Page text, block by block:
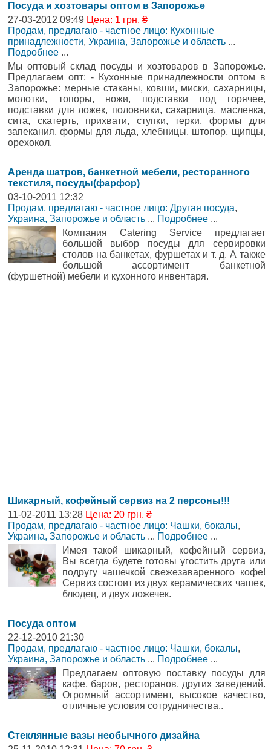
Посуда и хозтовары оптом в Запорожье
27-03-2012 09:49 Цена: 1 грн. ₴
Продам, предлагаю - частное лицо: Кухонные
принадлежности, Украина, Запорожье и область ...
Подробнее ...
Мы оптовый склад посуды и хозтоваров в Запорожье.
Предлагаем опт: - Кухонные принадлежности оптом в
Запорожье: мерные стаканы, ковши, миски, сахарницы,
молотки, топоры, ножи, подставки под горячее,
подставки для ложек, половники, сахарница, масленка,
сита, скатерть, прихвати, ступки, терки, формы для
запекания, формы для льда, хлебницы, штопор, щипцы,
орехокол.
Аренда шатров, банкетной мебели, ресторанного
текстиля, посуды(фарфор)
03-10-2011 12:32
Продам, предлагаю - частное лицо: Другая посуда,
Украина, Запорожье и область ... Подробнее ...
Компания Catering Service предлагает
большой выбор посуды для сервировки
столов на банкетах, фуршетах и т. д. А также
большой ассортимент банкетной
(фуршетной) мебели и кухонного инвентаря.
Шикарный, кофейный сервиз на 2 персоны!!!
11-02-2011 13:28 Цена: 20 грн. ₴
Продам, предлагаю - частное лицо: Чашки, бокалы,
Украина, Запорожье и область ... Подробнее ...
Имея такой шикарный, кофейный сервиз,
Вы всегда будете готовы угостить друга или
подругу чашечкой свежезаваренного кофе!
Сервиз состоит из двух керамических чашек,
блюдец, и двух ложечек.
Посуда оптом
22-12-2010 21:30
Продам, предлагаю - частное лицо: Чашки, бокалы,
Украина, Запорожье и область ... Подробнее ...
Предлагаем оптовую поставку посуды для
кафе, баров, ресторанов, других заведений.
Огромный ассортимент, высокое качество,
отличные условия сотрудничества..
Стеклянные вазы необычного дизайна